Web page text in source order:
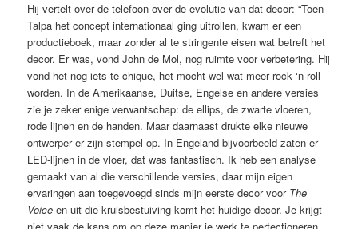
Hij vertelt over de telefoon over de evolutie van dat decor: “Toen
Talpa het concept internationaal ging uitrollen, kwam er een
productieboek, maar zonder al te stringente eisen wat betreft het
decor. Er was, vond John de Mol, nog ruimte voor verbetering. Hij
vond het nog iets te chique, het mocht wel wat meer rock ‘n roll
worden. In de Amerikaanse, Duitse, Engelse en andere versies
zie je zeker enige verwantschap: de ellips, de zwarte vloeren,
rode lijnen en de handen. Maar daarnaast drukte elke nieuwe
ontwerper er zijn stempel op. In Engeland bijvoorbeeld zaten er
LED-lijnen in de vloer, dat was fantastisch. Ik heb een analyse
gemaakt van al die verschillende versies, daar mijn eigen
ervaringen aan toegevoegd sinds mijn eerste decor voor The
Voice en uit die kruisbestuiving komt het huidige decor. Je krijgt